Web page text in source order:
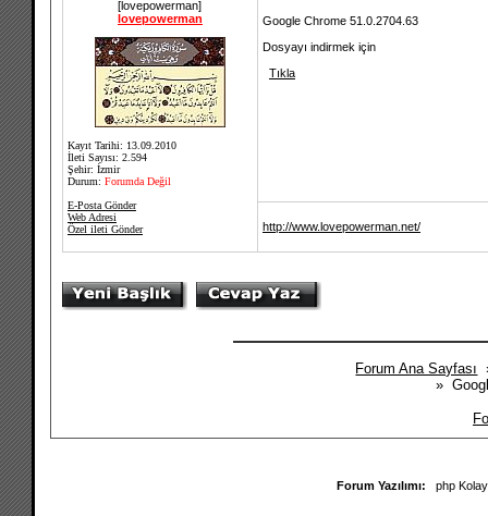
[lovepowerman]
lovepowerman
Kayıt Tarihi: 13.09.2010
İleti Sayısı: 2.594
Şehir: İzmir
Durum: Forumda Değil
E-Posta Gönder
Web Adresi
Özel ileti Gönder
Google Chrome 51.0.2704.63
Dosyayı indirmek için
Tıkla
http://www.lovepowerman.net/
Forum Ana Sayfası
»
Forum Yazılımı: php